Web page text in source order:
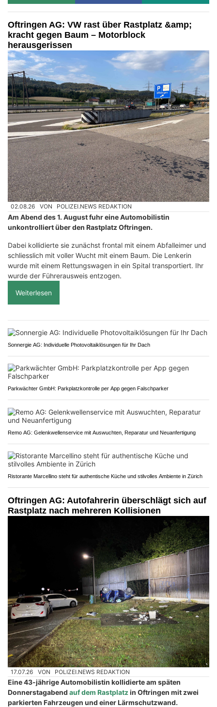
Oftringen AG: VW rast über Rastplatz &amp;
kracht gegen Baum – Motorblock
herausgerissen
02.08.26 VON POLIZEI.NEWS REDAKTION
Am Abend des 1. August fuhr eine Automobilistin
unkontrolliert über den Rastplatz Oftringen.
Dabei kollidierte sie zunächst frontal mit einem Abfalleimer und
schliesslich mit voller Wucht mit einem Baum. Die Lenkerin
wurde mit einem Rettungswagen in ein Spital transportiert. Ihr
wurde der Führerausweis entzogen.
Weiterlesen
Sonnergie AG: Individuelle Photovoltaiklösungen für Ihr Dach
Parkwächter GmbH: Parkplatzkontrolle per App gegen Falschparker
Remo AG: Gelenkwellenservice mit Auswuchten, Reparatur und Neuanfertigung
Ristorante Marcellino steht für authentische Küche und stilvolles Ambiente in Zürich
Oftringen AG: Autofahrerin überschlägt sich auf
Rastplatz nach mehreren Kollisionen
17.07.26 VON POLIZEI.NEWS REDAKTION
Eine 43-jährige Automobilistin kollidierte am späten
Donnerstagabend auf dem Rastplatzin Oftringen mit zwei
parkierten Fahrzeugen und einer Lärmschutzwand.